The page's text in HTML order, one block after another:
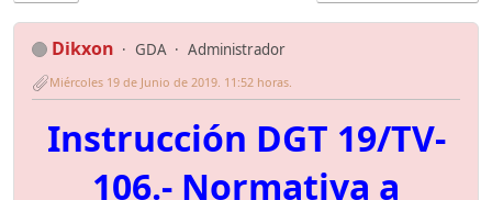
Dikxon GDA Administrador
Miércoles 19 de Junio de 2019. 11:52 horas.
Instrucción DGT 19/TV-
106.- Normativa a